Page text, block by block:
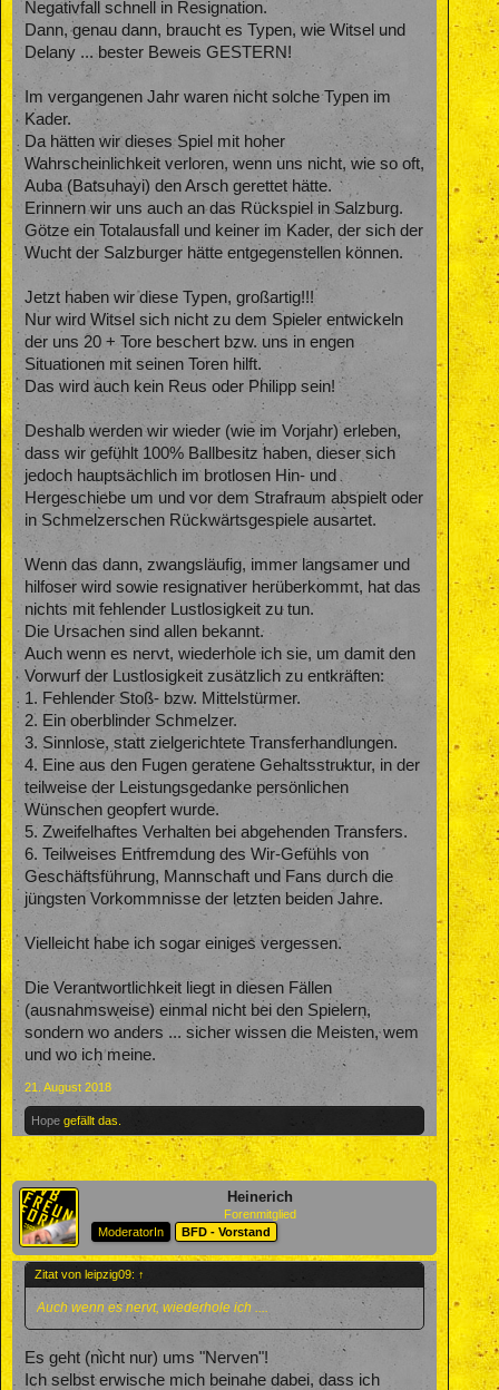
Negativfall schnell in Resignation.
Dann, genau dann, braucht es Typen, wie Witsel und
Delany ... bester Beweis GESTERN!
Im vergangenen Jahr waren nicht solche Typen im
Kader.
Da hätten wir dieses Spiel mit hoher
Wahrscheinlichkeit verloren, wenn uns nicht, wie so oft,
Auba (Batsuhayi) den Arsch gerettet hätte.
Erinnern wir uns auch an das Rückspiel in Salzburg.
Götze ein Totalausfall und keiner im Kader, der sich der
Wucht der Salzburger hätte entgegenstellen können.
Jetzt haben wir diese Typen, großartig!!!
Nur wird Witsel sich nicht zu dem Spieler entwickeln
der uns 20 + Tore beschert bzw. uns in engen
Situationen mit seinen Toren hilft.
Das wird auch kein Reus oder Philipp sein!
Deshalb werden wir wieder (wie im Vorjahr) erleben,
dass wir gefühlt 100% Ballbesitz haben, dieser sich
jedoch hauptsächlich im brotlosen Hin- und
Hergeschiebe um und vor dem Strafraum abspielt oder
in Schmelzerschen Rückwärtsgespiele ausartet.
Wenn das dann, zwangsläufig, immer langsamer und
hilfoser wird sowie resignativer herüberkommt, hat das
nichts mit fehlender Lustlosigkeit zu tun.
Die Ursachen sind allen bekannt.
Auch wenn es nervt, wiederhole ich sie, um damit den
Vorwurf der Lustlosigkeit zusätzlich zu entkräften:
1. Fehlender Stoß- bzw. Mittelstürmer.
2. Ein oberblinder Schmelzer.
3. Sinnlose, statt zielgerichtete Transferhandlungen.
4. Eine aus den Fugen geratene Gehaltsstruktur, in der
teilweise der Leistungsgedanke persönlichen
Wünschen geopfert wurde.
5. Zweifelhaftes Verhalten bei abgehenden Transfers.
6. Teilweises Entfremdung des Wir-Gefühls von
Geschäftsführung, Mannschaft und Fans durch die
jüngsten Vorkommnisse der letzten beiden Jahre.
Vielleicht habe ich sogar einiges vergessen.
Die Verantwortlichkeit liegt in diesen Fällen
(ausnahmsweise) einmal nicht bei den Spielern,
sondern wo anders ... sicher wissen die Meisten, wem
und wo ich meine.
21. August 2018
Hope gefällt das.
Heinerich
Forenmitglied
ModeratorIn
BFD - Vorstand
Zitat von leipzig09: ↑
Auch wenn es nervt, wiederhole ich ....
Es geht (nicht nur) ums "Nerven"!
Ich selbst erwische mich beinahe dabei, dass ich